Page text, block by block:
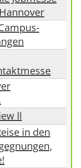
ll
in den